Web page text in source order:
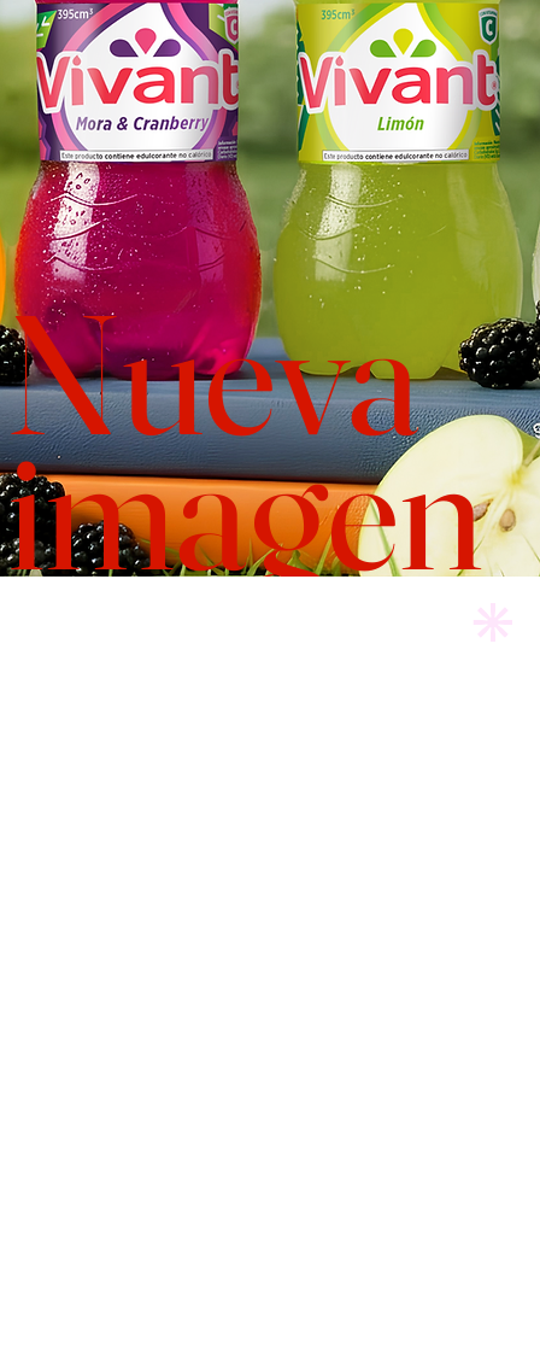
Nueva
imagen